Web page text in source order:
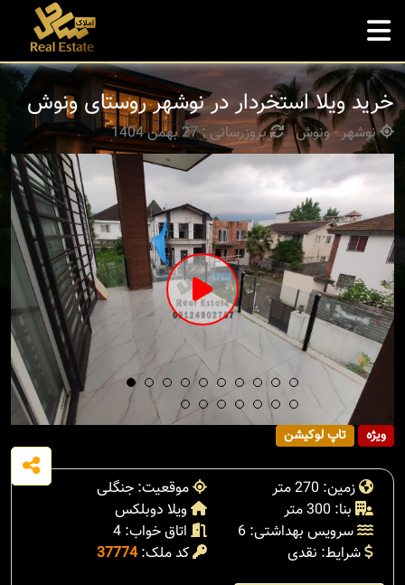
خرید ویلا استخردار در نوشهر روستای ونوش
نوشهر - ونوش بروزرسانی : 27 بهمن 1404
ویژه تاپ لوکیشن
زمین: 270 متر
موقعیت: جنگلی
بنا: 300 متر
ویلا دوبلکس
سرویس بهداشتی: 6
اتاق خواب: 4
شرایط: نقدی
کد ملک:37774